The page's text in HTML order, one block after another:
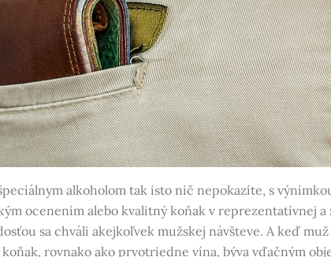
alkoholom tak isto nič nepokazíte, s
ocenením alebo kvalitný koňak v reprezentatívnej
sa chváli akejkoľvek mužskej návšteve. A keď
koňak, rovnako ako prvotriedne vína, býva vďačným